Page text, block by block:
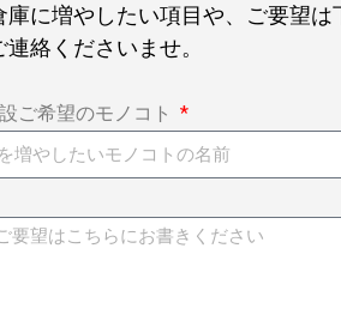
庫に増やしたい項目や、ご要望は
連絡くださいませ。
ご希望のモノコト